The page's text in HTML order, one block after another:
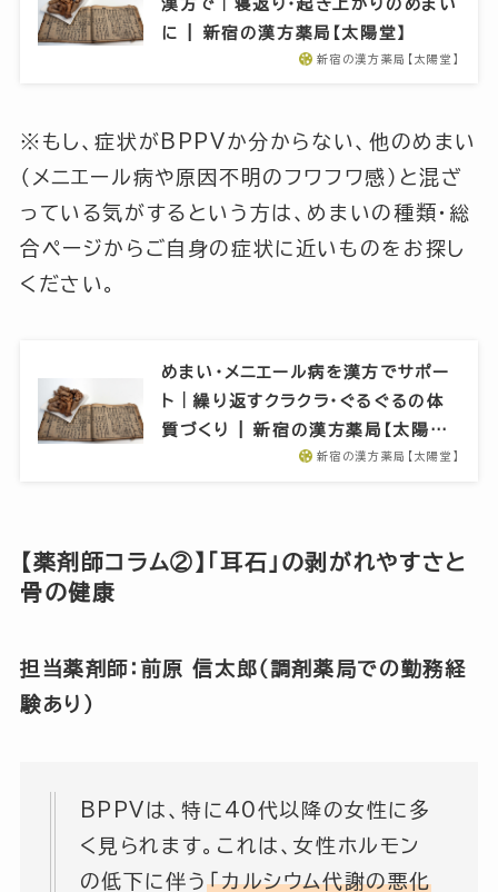
漢方で｜寝返り・起き上がりのめまい
に | 新宿の漢方薬局【太陽堂】
新宿の漢方薬局【太陽堂】
※もし、症状がBPPVか分からない、他のめまい
（メニエール病や原因不明のフワフワ感）と混ざ
っている気がするという方は、めまいの種類・総
合ページからご自身の症状に近いものをお探し
ください。
めまい・メニエール病を漢方でサポー
ト｜繰り返すクラクラ・ぐるぐるの体
質づくり | 新宿の漢方薬局【太陽…
新宿の漢方薬局【太陽堂】
【薬剤師コラム②】「耳石」の剥がれやすさと
骨の健康
担当薬剤師：前原 信太郎（調剤薬局での勤務経
験あり）
BPPVは、特に40代以降の女性に多
く見られます。これは、女性ホルモン
の低下に伴う「カルシウム代謝の悪化